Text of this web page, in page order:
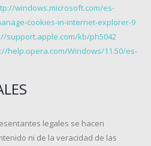
windows.microsoft.com/es-
cookies-in-internet-explorer-9
support.apple.com/kb/ph5042
help.opera.com/Windows/11.50/es-
legales se hacen
ni de la veracidad de las